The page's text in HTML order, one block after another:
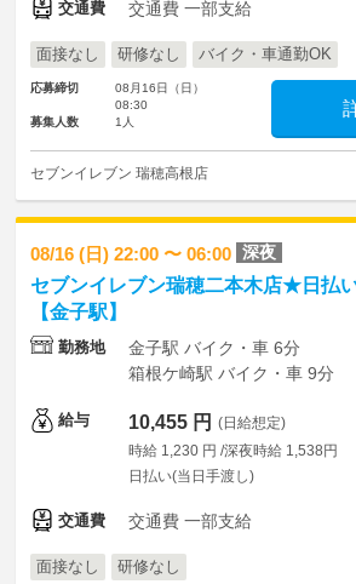
交通費 交通費 一部支給
面接なし 研修なし バイク・車通勤OK
応募締切
08月16日（日）
08:30
募集人数
1人
セブンイレブン 瑞穂高根店
08/16 (日) 22:00 〜 06:00 深夜
セブンイレブン瑞穂二本木店★日払
【金子駅】
勤務地
金子駅 バイク・車 6分
箱根ケ崎駅 バイク・車 9分
給与 10,455 円 (日給想定)
時給 1,230 円 /深夜時給 1,538円
日払い(当日手渡し)
交通費 交通費 一部支給
面接なし 研修なし